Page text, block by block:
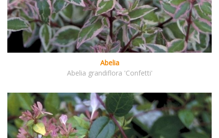
Abelia
Abelia grandiflora 'Confetti'